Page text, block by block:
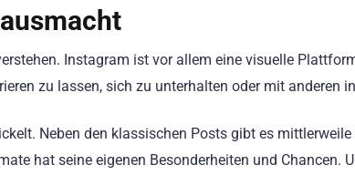
Instagram ist vor allem eine visuelle
zu lassen, sich zu unterhalten oder mit anderen
Neben den klassischen Posts gibt es mittlerweile
hat seine eigenen Besonderheiten und Chancen.